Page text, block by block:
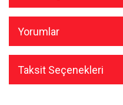
Yorumlar
Taksit Seçenekleri